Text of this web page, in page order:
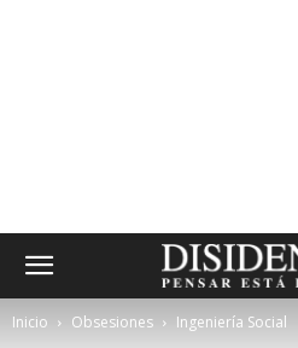
Inicio Obsesiones Ingeniería Social